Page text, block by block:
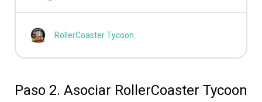
RollerCoaster Tycoon
Paso 2. Asociar RollerCoaster Tycoon